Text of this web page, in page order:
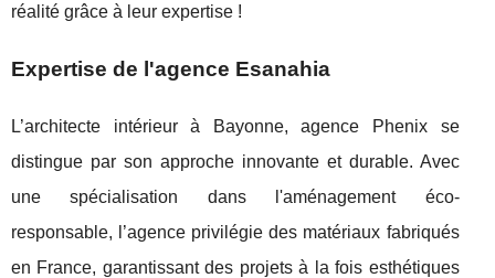
réalité grâce à leur expertise !
Expertise de l'agence Esanahia
L’architecte intérieur à Bayonne, agence Phenix se
distingue par son approche innovante et durable. Avec
une spécialisation dans l'aménagement éco-
responsable, l’agence privilégie des matériaux fabriqués
en France, garantissant des projets à la fois esthétiques